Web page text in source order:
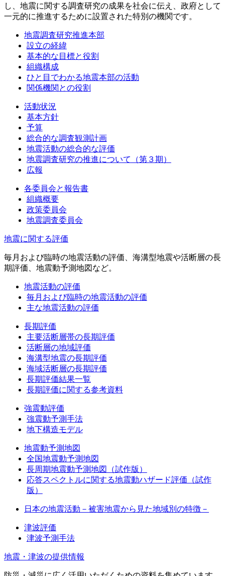
し、地震に関する調査研究の成果を社会に伝え、政府として
一元的に推進するために設置された特別の機関です。
地震調査研究推進本部
設立の経緯
基本的な目標と役割
組織構成
ひと目でわかる地震本部の活動
関係機関との役割
活動状況
基本方針
予算
総合的な調査観測計画
地震活動の総合的な評価
地震調査研究の推進について（第３期）
広報
各委員会と報告書
組織概要
政策委員会
地震調査委員会
地震に関する評価
毎月および臨時の地震活動の評価、海溝型地震や活断層の長
期評価、地震動予測地図など。
地震活動の評価
毎月および臨時の地震活動の評価
主な地震活動の評価
長期評価
主要活断層帯の長期評価
活断層の地域評価
海溝型地震の長期評価
海域活断層の長期評価
長期評価結果一覧
長期評価に関する参考資料
強震動評価
強震動予測手法
地下構造モデル
地震動予測地図
全国地震動予測地図
長周期地震動予測地図（試作版）
応答スペクトルに関する地震動ハザード評価（試作
版）
日本の地震活動－被害地震から見た地域別の特徴－
津波評価
津波予測手法
地震・津波の提供情報